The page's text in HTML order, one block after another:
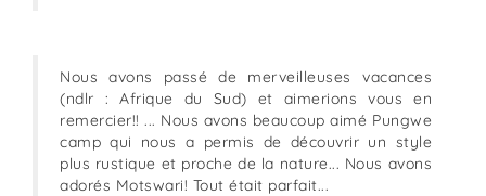
Nous avons passé de merveilleuses vacances
(ndlr : Afrique du Sud) et aimerions vous en
remercier!! ... Nous avons beaucoup aimé Pungwe
camp qui nous a permis de découvrir un style
plus rustique et proche de la nature... Nous avons
adorés Motswari! Tout était parfait...